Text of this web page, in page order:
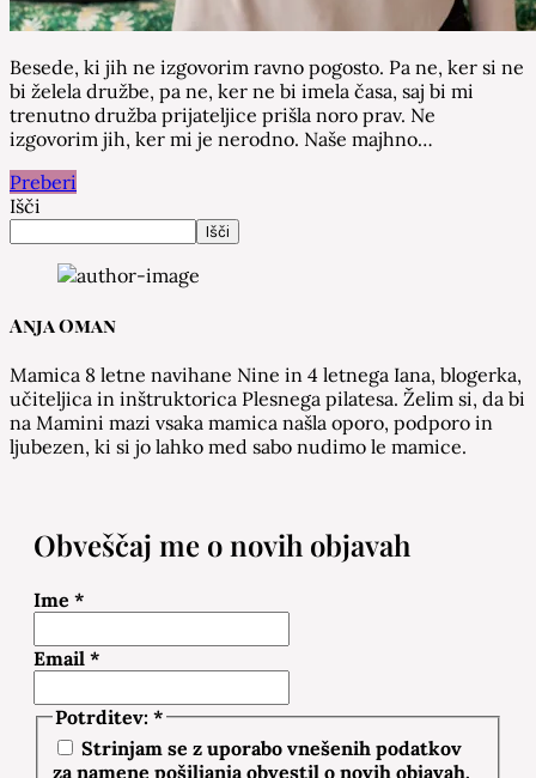
Besede, ki jih ne izgovorim ravno pogosto. Pa ne, ker si ne
bi želela družbe, pa ne, ker ne bi imela časa, saj bi mi
trenutno družba prijateljice prišla noro prav. Ne
izgovorim jih, ker mi je nerodno. Naše majhno…
Preberi
Išči
Išči
Anja Oman
Mamica 8 letne navihane Nine in 4 letnega Iana, blogerka,
učiteljica in inštruktorica Plesnega pilatesa. Želim si, da bi
na Mamini mazi vsaka mamica našla oporo, podporo in
ljubezen, ki si jo lahko med sabo nudimo le mamice.
Obveščaj me o novih objavah
Ime *
Email *
Potrditev: *
Strinjam se z uporabo vnešenih podatkov
za namene pošiljanja obvestil o novih objavah.